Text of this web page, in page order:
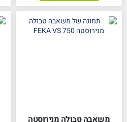
משאבה טבולה מנירוסטה